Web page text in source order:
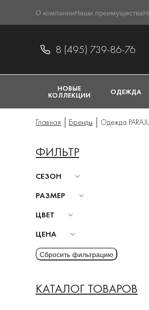
О компанииНаши преимущества
8 (495) 739-86-76
НОВЫЕ
КОЛЛЕКЦИИ ОДЕЖДА
Главная Бренды Одежда
ФИЛЬТР
СЕЗОН
РАЗМЕР
ЦВЕТ
ЦЕНА
КАТАЛОГ ТОВАРОВ